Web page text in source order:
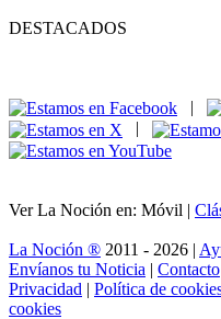
DESTACADOS
|
|
Ver La Noción en: Móvil |
La Noción ® 2011 - 2026 |
Envíanos tu Noticia | Contacto
Privacidad | Política de
cookies